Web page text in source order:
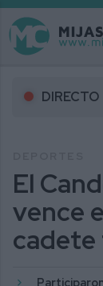
DIRECTO
El
vence
cadete